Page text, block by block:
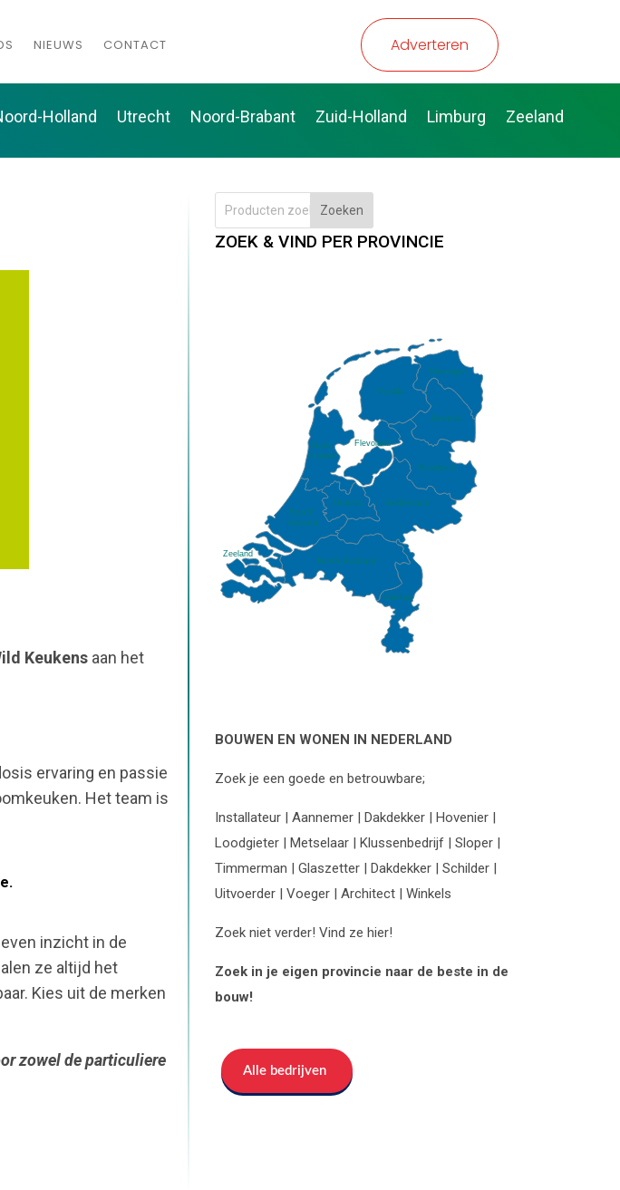
NIEUWS CONTACT Adverteren
Holland Utrecht Noord-Brabant Zuid-Holland Limburg Zeeland
Keukens aan het
ervaring en passie
Het team is
inzicht in de
ze altijd het
Kies uit de merken
zowel de particuliere
Zoeken
ZOEK & VIND PER PROVINCIE
Drenthe
Flevoland
Fryslân
Gelderland
Groningen
Limburg
North Brabant
North
Holland
Overijssel
South
Holland
Utrecht
Zeeland
BOUWEN EN WONEN IN NEDERLAND
Zoek je een goede en betrouwbare;
Installateur | Aannemer | Dakdekker | Hovenier |
Loodgieter | Metselaar | Klussenbedrijf | Sloper |
Timmerman | Glaszetter | Dakdekker | Schilder |
Uitvoerder | Voeger | Architect | Winkels
Zoek niet verder! Vind ze hier!
Zoek in je eigen provincie naar de beste in de
bouw!
Alle bedrijven